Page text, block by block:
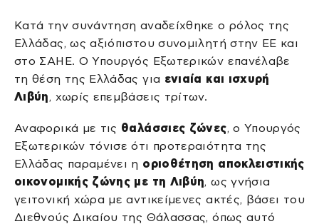
Κατά την συνάντηση αναδείχθηκε ο ρόλος της
Ελλάδας, ως αξιόπιστου συνομιλητή στην ΕΕ και
στο ΣΑΗΕ. Ο Υπουργός Εξωτερικών επανέλαβε
τη θέση της Ελλάδας για ενιαία και ισχυρή
Λιβύη, χωρίς επεμβάσεις τρίτων.
Αναφορικά με τις θαλάσσιες ζώνες, ο Υπουργός
Εξωτερικών τόνισε ότι προτεραιότητα της
Ελλάδας παραμένει η οριοθέτηση αποκλειστικής
οικονομικής ζώνης με τη Λιβύη, ως γνήσια
γειτονική χώρα με αντικείμενες ακτές, βάσει του
Διεθνούς Δικαίου της Θάλασσας, όπως αυτό